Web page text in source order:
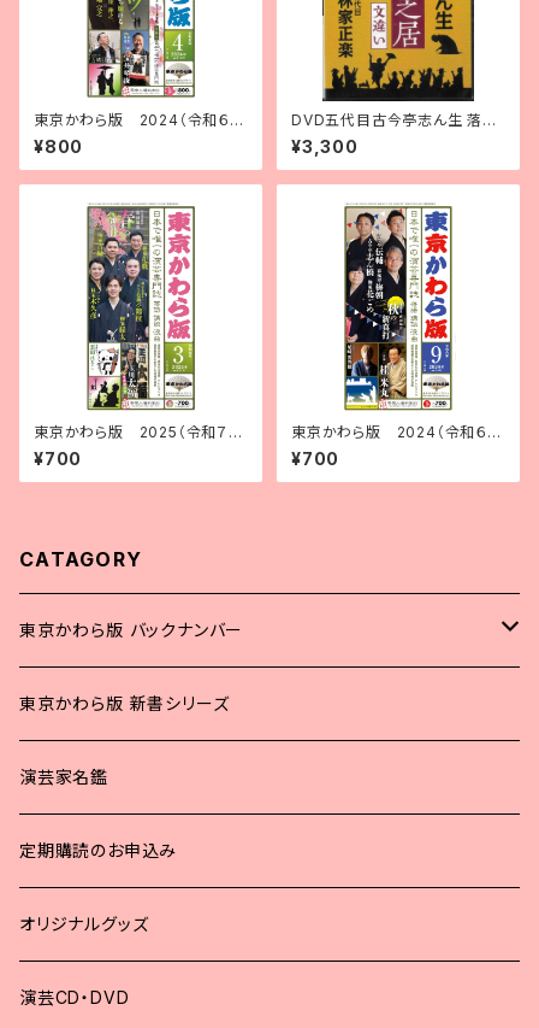
東京かわら版 2024（令和６）
年４月号 寄席演芸年鑑2024年
版 合併号
¥800
DVD五代目古今亭志ん生 落語
紙芝居（紙切り＝三代目林家正
楽）
¥3,300
東京かわら版 2025（令和７）
年３月号
¥700
東京かわら版 2024（令和６）
年９月号
¥700
CATAGORY
東京かわら版 バックナンバー
2025年
2024年
2023年
2022年
2021年
東京かわら版 新書シリーズ
演芸家名鑑
定期購読のお申込み
オリジナルグッズ
演芸CD・DVD